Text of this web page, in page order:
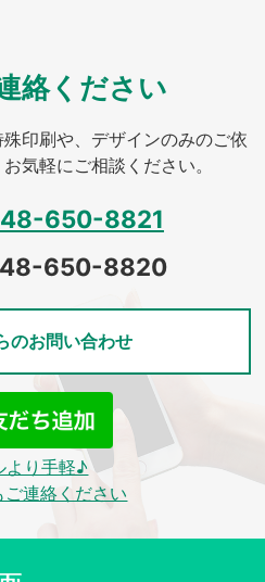
絡ください
印刷や、デザインのみのご依
気軽にご相談ください。
650-8821
650-8820
のお問い合わせ
より手軽♪
ご連絡ください